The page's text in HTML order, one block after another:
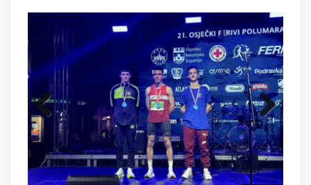
Previ
ous
Next